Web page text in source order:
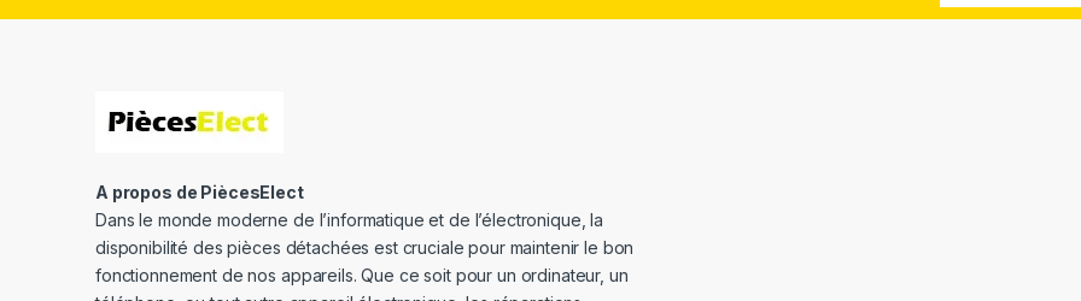
A propos de PiècesElect
Dans le monde moderne de l’informatique et de l’électronique, la
disponibilité des pièces détachées est cruciale pour maintenir le bon
fonctionnement de nos appareils. Que ce soit pour un ordinateur, un